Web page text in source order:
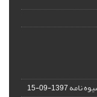
نامه1397-09-15